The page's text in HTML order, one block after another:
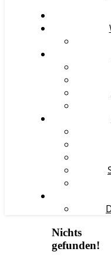
Nichts
gefunden!